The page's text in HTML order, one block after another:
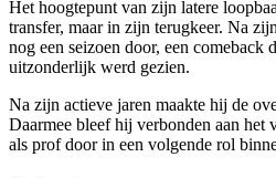
Het hoogtepunt van zijn latere
transfer, maar in zijn terugkeer. Na
nog een seizoen door, een comeback
uitzonderlijk werd gezien.
Na zijn actieve jaren maakte hij de
Daarmee bleef hij verbonden aan
als prof door in een volgende rol